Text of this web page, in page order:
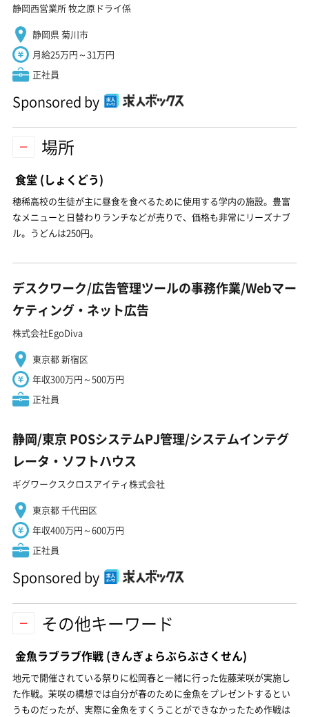
静岡西営業所 牧之原ドライ係
静岡県 菊川市
月給25万円～31万円
正社員
Sponsored by
場所
食堂 (しょくどう)
穂稀高校の生徒が主に昼食を食べるために使用する学内の施設。豊富
なメニューと日替わりランチなどが売りで、価格も非常にリーズナブ
ル。うどんは250円。
デスクワーク/広告管理ツールの事務作業/Webマー
ケティング・ネット広告
株式会社EgoDiva
東京都 新宿区
年収300万円～500万円
正社員
静岡/東京 POSシステムPJ管理/システムインテグ
レータ・ソフトハウス
ギグワークスクロスアイティ株式会社
東京都 千代田区
年収400万円～600万円
正社員
Sponsored by
その他キーワード
金魚ラブラブ作戦 (きんぎょらぶらぶさくせん)
地元で開催されている祭りに松岡春と一緒に行った佐藤茉咲が実施し
た作戦。茉咲の構想では自分が春のために金魚をプレゼントするとい
うものだったが、実際に金魚をすくうことができなかったため作戦は